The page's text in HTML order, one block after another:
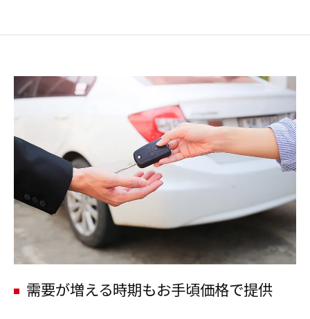
需要が増える時期もお手頃価格で提供